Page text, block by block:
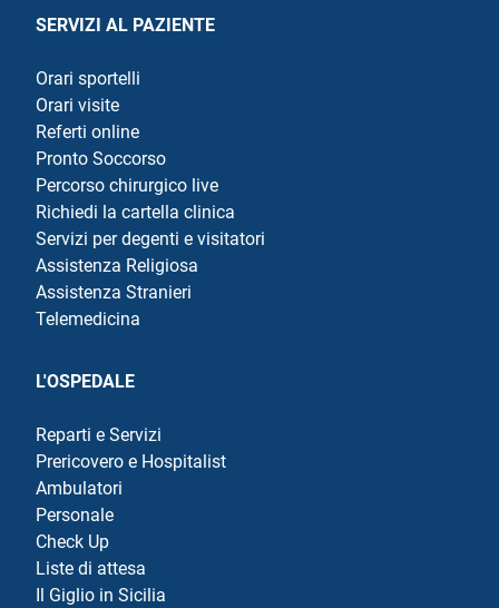
SERVIZI AL PAZIENTE
Orari sportelli
Orari visite
Referti online
Pronto Soccorso
Percorso chirurgico live
Richiedi la cartella clinica
Servizi per degenti e visitatori
Assistenza Religiosa
Assistenza Stranieri
Telemedicina
L'OSPEDALE
Reparti e Servizi
Prericovero e Hospitalist
Ambulatori
Personale
Check Up
Liste di attesa
Il Giglio in Sicilia